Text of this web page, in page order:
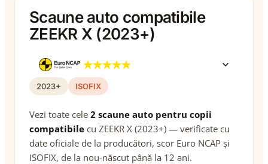
Scaune auto compatibile
ZEEKR X (2023+)
2023+ ISOFIX
Vezi toate cele 2 scaune auto pentru copii
compatibile cu ZEEKR X (2023+) — verificate cu
date oficiale de la producători, scor Euro NCAP și
ISOFIX, de la nou-născut până la 12 ani.